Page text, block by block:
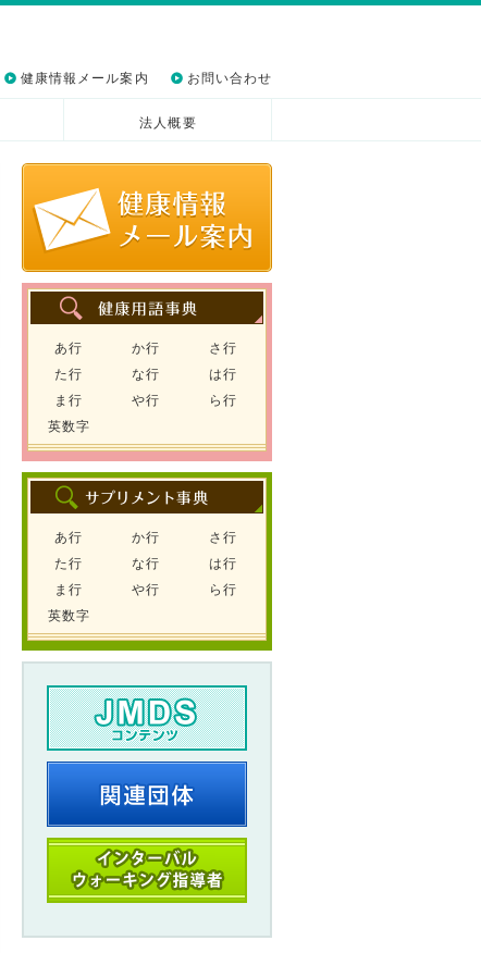
健康情報メール案内 お問い合わせ
法人概要
あ行 か行
さ行
た行
な行
は行
ま行
や行
ら行
英数字
あ行 か行
さ行
た行
な行
は行
ま行
や行
ら行
英数字